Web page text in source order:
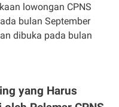
lowongan CPNS
bulan September
dibuka pada bulan
yang Harus